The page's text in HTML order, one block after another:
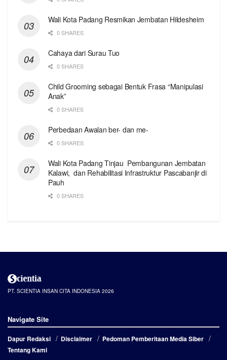
Wali Kota Padang Resmikan Jembatan Hildesheim
0 SHARES
Cahaya dari Surau Tuo
0 SHARES
Child Grooming sebagai Bentuk Frasa “Manipulasi
Anak”
0 SHARES
Perbedaan Awalan ber- dan me-
0 SHARES
Wali Kota Padang Tinjau Pembangunan Jembatan
Kalawi, dan Rehabilitasi Infrastruktur Pascabanjir di
Pauh
0 SHARES
PT. SCIENTIA INSAN CITA INDONESIA 2026
Navigate Site
Dapur Redaksi Disclaimer
Pedoman Pemberitaan Media Siber
Tentang Kami